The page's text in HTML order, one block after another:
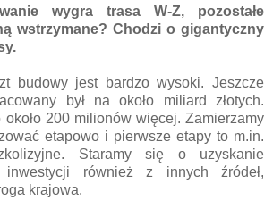
wygra trasa W-Z, pozostałe
wstrzymane? Chodzi o gigantyczny
budowy jest bardzo wysoki. Jeszcze
był na około miliard złotych.
200 milionów więcej. Zamierzamy
etapowo i pierwsze etapy to m.in.
Staramy się o uzyskanie
również z innych źródeł,
krajowa.